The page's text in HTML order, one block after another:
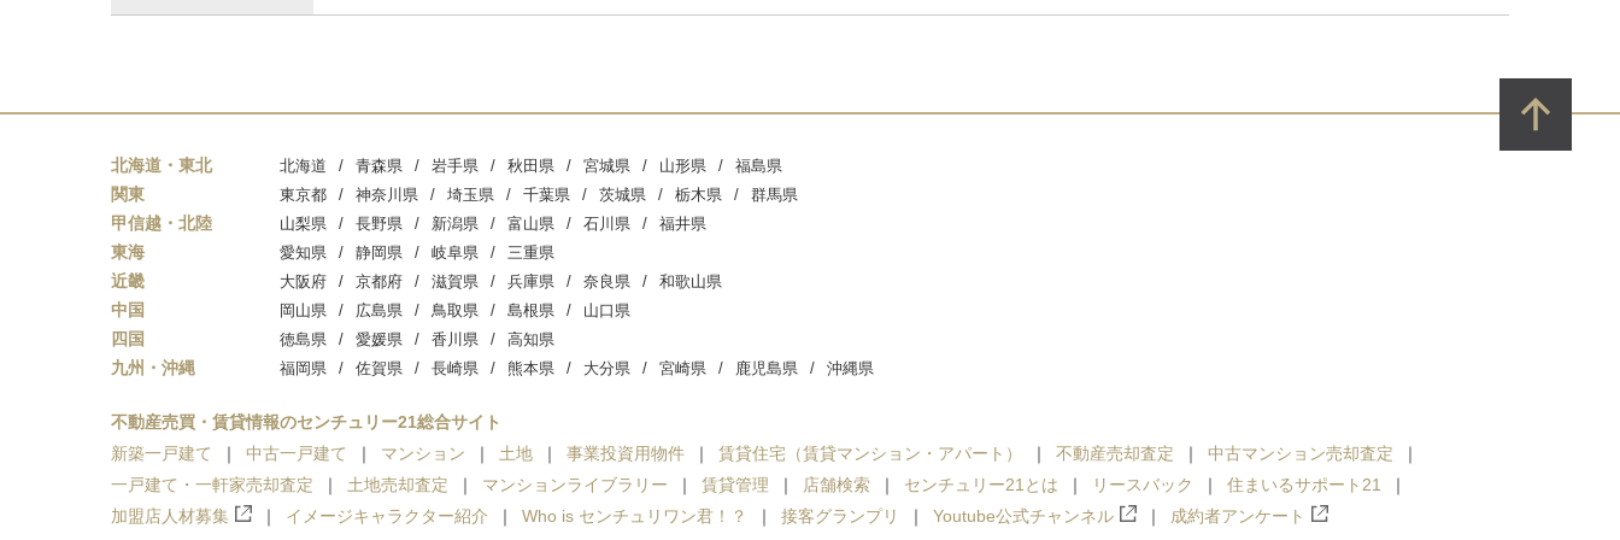
北海道・東北 北海道 青森県 岩手県 秋田県 宮城県 山形県 福島県
関東 東京都 神奈川県 埼玉県 千葉県 茨城県 栃木県 群馬県
甲信越・北陸 山梨県 長野県 新潟県 富山県 石川県 福井県
東海 愛知県 静岡県 岐阜県 三重県
近畿 大阪府 京都府 滋賀県 兵庫県 奈良県 和歌山県
中国 岡山県 広島県 鳥取県 島根県 山口県
四国 徳島県 愛媛県 香川県 高知県
九州・沖縄 福岡県 佐賀県 長崎県 熊本県 大分県 宮崎県 鹿児島県 沖縄県
不動産売買・賃貸情報のセンチュリー21総合サイト
新築一戸建て
中古一戸建て マンション 土地 事業投資用物件 賃貸住宅（賃貸マンション・アパート） 不動産売却査定
中古マンション売却査定
一戸建て・一軒家売却査定
土地売却査定 マンションライブラリー 賃貸管理 店舗検索 センチュリー21とは リースバック
住まいるサポート21
加盟店人材募集
イメージキャラクター紹介 Who is センチュリワン君！？ 接客グランプリ Youtube公式チャンネル 成約者アンケート